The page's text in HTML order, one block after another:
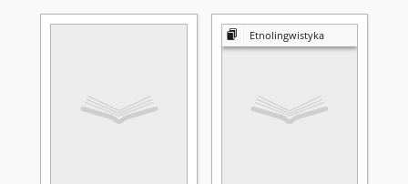
Etnolingwistyka